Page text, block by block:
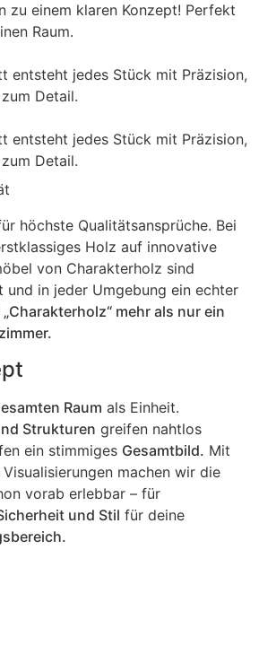
zu einem klaren Konzept! Perfekt
Raum.
entsteht jedes Stück mit Präzision,
Detail.
entsteht jedes Stück mit Präzision,
Detail.
höchste Qualitätsansprüche. Bei
Holz auf innovative
von Charakterholz sind
in jeder Umgebung ein echter
mehr als nur ein
Raum als Einheit.
Strukturen greifen nahtlos
ein stimmiges Gesamtbild. Mit
machen wir die
vorab erlebbar – für
und Stil für deine